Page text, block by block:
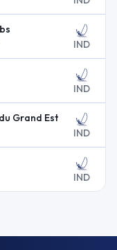
IND
IND
Grand Est
IND
IND